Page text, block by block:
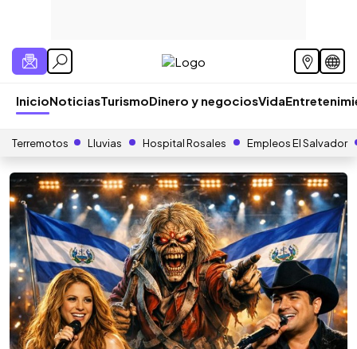
InicioNoticiasTurismoDinero y negociosVida
Terremotos Lluvias Hospital Rosales Empleos El Salvador